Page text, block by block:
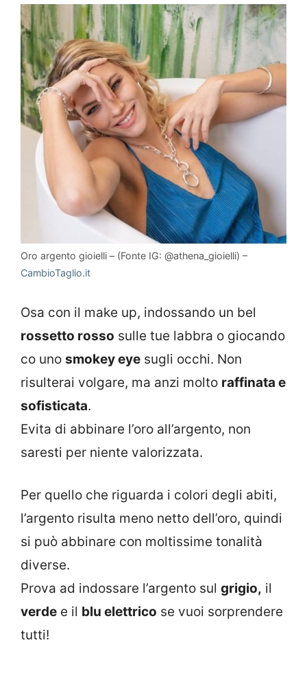
Oro argento gioielli – (Fonte IG: @athena_gioielli) –
CambioTaglio.it
Osa con il make up, indossando un bel
rossetto rosso sulle tue labbra o giocando
co uno smokey eye sugli occhi. Non
risulterai volgare, ma anzi molto raffinata e
sofisticata.
Evita di abbinare l’oro all’argento, non
saresti per niente valorizzata.
Per quello che riguarda i colori degli abiti,
l’argento risulta meno netto dell’oro, quindi
si può abbinare con moltissime tonalità
diverse.
Prova ad indossare l’argento sul grigio, il
verde e il blu elettrico se vuoi sorprendere
tutti!